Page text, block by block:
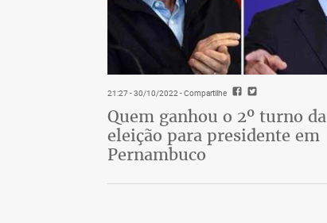
21:27 - 30/10/2022- Compartilhe
Quem ganhou o 2º turno da
eleição para presidente em
Pernambuco